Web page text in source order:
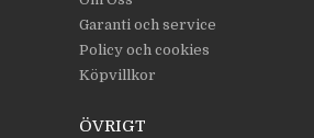
Garanti och service
Policy och cookies
Köpvillkor
ÖVRIGT